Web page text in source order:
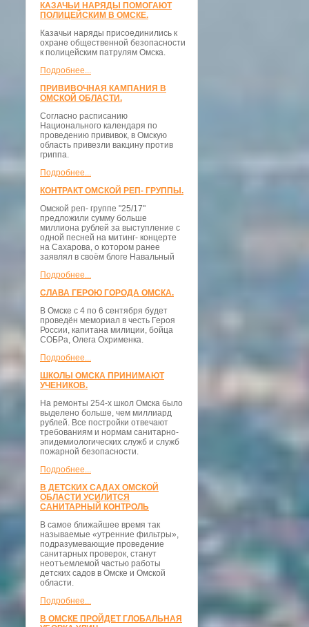
КАЗАЧЬИ НАРЯДЫ ПОМОГАЮТ
ПОЛИЦЕЙСКИМ В ОМСКЕ.
Казачьи наряды присоединились к
охране общественной безопасности
к полицейским патрулям Омска.
Подробнее...
ПРИВИВОЧНАЯ КАМПАНИЯ В
ОМСКОЙ ОБЛАСТИ.
Согласно расписанию
Национального календаря по
проведению прививок, в Омскую
область привезли вакцину против
гриппа.
Подробнее...
КОНТРАКТ ОМСКОЙ РЕП- ГРУППЫ.
Омской реп- группе "25/17"
предложили сумму больше
миллиона рублей за выступление с
одной песней на митинг- концерте
на Сахарова, о котором ранее
заявлял в своём блоге Навальный
Подробнее...
СЛАВА ГЕРОЮ ГОРОДА ОМСКА.
В Омске с 4 по 6 сентября будет
проведён мемориал в честь Героя
России, капитана милиции, бойца
СОБРа, Олега Охрименка.
Подробнее...
ШКОЛЫ ОМСКА ПРИНИМАЮТ
УЧЕНИКОВ.
На ремонты 254-х школ Омска было
выделено больше, чем миллиард
рублей. Все постройки отвечают
требованиям и нормам санитарно-
эпидемиологических служб и служб
пожарной безопасности.
Подробнее...
В ДЕТСКИХ САДАХ ОМСКОЙ
ОБЛАСТИ УСИЛИТСЯ
САНИТАРНЫЙ КОНТРОЛЬ
В самое ближайшее время так
называемые «утренние фильтры»,
подразумевающие проведение
санитарных проверок, станут
неотъемлемой частью работы
детских садов в Омске и Омской
области.
Подробнее...
В ОМСКЕ ПРОЙДЕТ ГЛОБАЛЬНАЯ